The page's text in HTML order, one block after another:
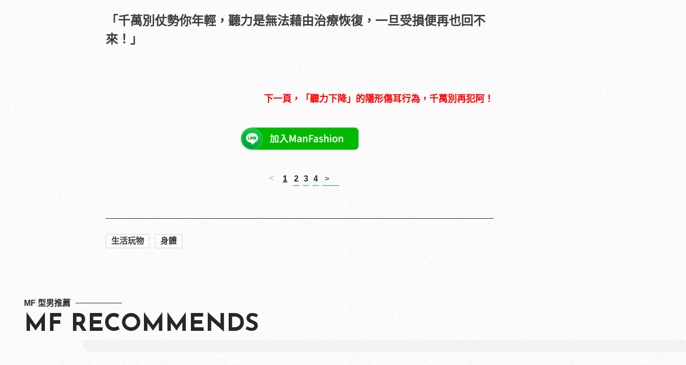
「千萬別仗勢你年輕，聽力是無法藉由治療恢復，一旦受損便再也回不
來！」
下一頁，「聽力下降」的隱形傷耳行為，千萬別再犯阿！
除了圖案，刺哪裡也很重要！6個保證性感的男性「刺青部位」推薦！